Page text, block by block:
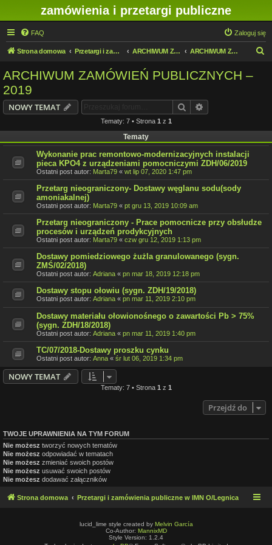
zamówienia i przetargi publiczne
FAQ Zaloguj się
Strona domowa Przetargi i zamówienia publiczne w IMN O/Legnica ARCHIWUM ZAMÓWIEŃ PUBLICZNYCH ARCHIWUM ZAMÓWIEŃ PUBLICZNYCH – 2019
ARCHIWUM ZAMÓWIEŃ PUBLICZNYCH –
2019
NOWY TEMAT Szukaj
Tematy: 7 • Strona 1 z 1
Tematy
Wykonanie prac remontowo-modernizacyjnych instalacji
pieca KPO4 z urządzeniami pomocniczymi ZDH/06/2019
Ostatni post autor: Marta79 « wt lip 07, 2020 1:47 pm
Przetarg nieograniczony- Dostawy węglanu sodu(sody
amoniakalnej)
Ostatni post autor: Marta79 « pt gru 13, 2019 10:09 am
Przetarg nieograniczony - Prace pomocnicze przy obsłudze
procesów i urządzeń prodykcyjnych
Ostatni post autor: Marta79 « czw gru 12, 2019 1:13 pm
Dostawy pomiedziowego żużla granulowanego (sygn.
ZMŚ/02/2018)
Ostatni post autor: Adriana « pn mar 18, 2019 12:18 pm
Dostawy stopu ołowiu (sygn. ZDH/19/2018)
Ostatni post autor: Adriana « pn mar 11, 2019 2:10 pm
Dostawy materiału ołowionośnego o zawartości Pb > 75%
(sygn. ZDH/18/2018)
Ostatni post autor: Adriana « pn mar 11, 2019 1:40 pm
TC/07/2018-Dostawy proszku cynku
Ostatni post autor: Anna « śr lut 06, 2019 1:34 pm
NOWY TEMAT
Tematy: 7 • Strona 1 z 1
Przejdź do
TWOJE UPRAWNIENIA NA TYM FORUM
Nie możesz tworzyć nowych tematów
Nie możesz odpowiadać w tematach
Nie możesz zmieniać swoich postów
Nie możesz usuwać swoich postów
Nie możesz dodawać załączników
Strona domowa Przetargi i zamówienia publiczne w IMN O/Legnica
lucid_lime style created by Melvin García
Co-Author: MannixMD
Style Version: 1.2.4